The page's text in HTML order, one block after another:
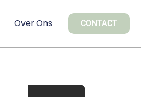
Over Ons CONTACT